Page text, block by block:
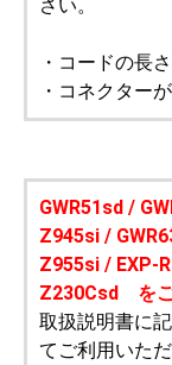
さい。
・コードの長
・コネクター
GWR51sd /
Z945si /
Z955si / EXP-
Z230Csd を
取扱説明書に
てご利用いただ